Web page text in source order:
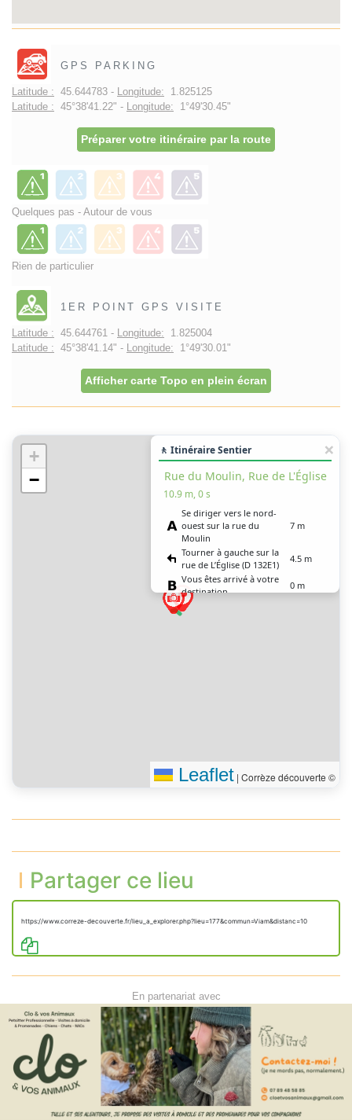
GPS PARKING
Latitude : 45.644783 - Longitude: 1.825125
Latitude : 45°38'41.22" - Longitude: 1°49'30.45"
Préparer votre itinéraire par la route
Quelques pas - Autour de vous
Rien de particulier
1ER POINT GPS VISITE
Latitude : 45.644761 - Longitude: 1.825004
Latitude : 45°38'41.14" - Longitude: 1°49'30.01"
Afficher carte Topo en plein écran
+
−
🚶 Itinéraire Sentier
Rue du Moulin, Rue de L'Église
10.9 m, 0 s
Se diriger vers le nord-
ouest sur la rue du
Moulin
7 m
Tourner à gauche sur la
rue de L’Église (D 132E1)
4.5 m
Vous êtes arrivé à votre
destination
0 m
Leaflet | Corrèze découverte ©
Partager ce lieu
https://www.correze-decouverte.fr/lieu_a_explorer.php?lieu=177&commun=Viam&distanc=10
En partenariat avec